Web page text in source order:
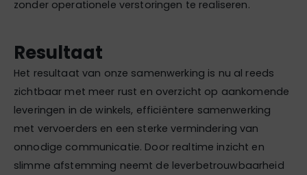
zonder operationele verstoringen te realiseren.
Resultaat
Het resultaat van onze samenwerking is nu al reeds
zichtbaar met meer rust en overzicht op aankomende
leveringen in de winkels, efficiëntere samenwerking
met vervoerders en een sterke vermindering van
onnodige communicatie. Door realtime inzicht en
slimme afstemming neemt de leverbetrouwbaarheid